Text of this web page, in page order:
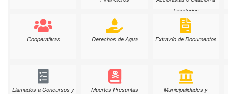
Legatorios
Cooperativas Derechos de Agua Extravío de Documentos
Llamados a Concursos y
Muertes Presuntas
Municipalidades y